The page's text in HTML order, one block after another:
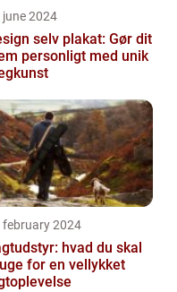
june 2024
selv plakat: Gør dit
personligt med unik
february 2024
hvad du skal
for en vellykket